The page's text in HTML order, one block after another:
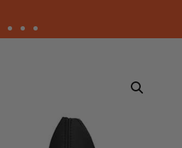
mi is bízunk.